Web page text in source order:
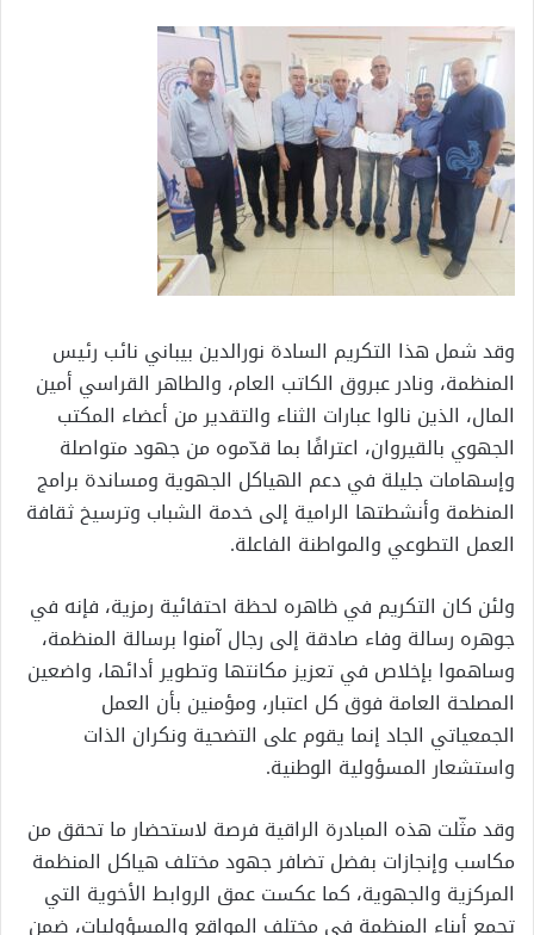
وقد شمل هذا التكريم السادة نورالدين بيباني نائب رئيس
المنظمة، ونادر عبروق الكاتب العام، والطاهر القراسي أمين
المال، الذين نالوا عبارات الثناء والتقدير من أعضاء المكتب
الجهوي بالقيروان، اعترافًا بما قدّموه من جهود متواصلة
وإسهامات جليلة في دعم الهياكل الجهوية ومساندة برامج
المنظمة وأنشطتها الرامية إلى خدمة الشباب وترسيخ ثقافة
العمل التطوعي والمواطنة الفاعلة.
ولئن كان التكريم في ظاهره لحظة احتفائية رمزية، فإنه في
جوهره رسالة وفاء صادقة إلى رجال آمنوا برسالة المنظمة،
وساهموا بإخلاص في تعزيز مكانتها وتطوير أدائها، واضعين
المصلحة العامة فوق كل اعتبار، ومؤمنين بأن العمل
الجمعياتي الجاد إنما يقوم على التضحية ونكران الذات
واستشعار المسؤولية الوطنية.
وقد مثّلت هذه المبادرة الراقية فرصة لاستحضار ما تحقق من
مكاسب وإنجازات بفضل تضافر جهود مختلف هياكل المنظمة
المركزية والجهوية، كما عكست عمق الروابط الأخوية التي
تجمع أبناء المنظمة في مختلف المواقع والمسؤوليات، ضمن